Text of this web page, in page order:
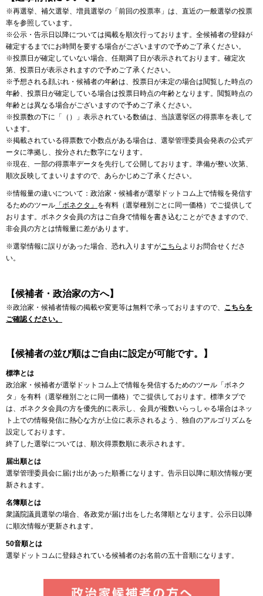
※再選挙、補欠選挙、増員選挙の「前回の投票率」は、直近の一般選挙の投票
率を参照しています。
※公示・告示日以降については掲載を順次行っております。全候補者の登録が
確定するまでにお時間を要する場合がございますので予めご了承ください。
※投票日が確定していない場合、任期満了日が表示されております。確定次
第、投票日が表示されますので予めご了承ください。
※予想される顔ぶれ・候補者の年齢は、投票日が未定の場合は閲覧した時点の
年齢、投票日が確定している場合は投票日時点の年齢となります。閲覧時点の
年齢とは異なる場合がございますので予めご了承ください。
※投票数の下に「（）」表示されている数値は、当該選挙区の得票率を表して
います。
※掲載されている得票数で小数点がある場合は、選挙管理委員会発表の公式デ
ータに準拠し、按分された数字になります。
※現在、一部の得票率データを先行して公開しております。準備が整い次第、
順次反映してまいりますので、あらかじめご了承ください。
※情報量の違いについて：政治家・候補者が選挙ドットコム上で情報を発信す
るためのツール 「ボネクタ」 を有料（選挙種別ごとに同一価格）でご提供して
おります。ボネクタ会員の方はご自身で情報を書き込むことができますので、
非会員の方とは情報量に差があります。
※選挙情報に誤りがあった場合、恐れ入りますがこちら よりお問合せくださ
い。
【候補者・政治家の方へ】
※政治家・候補者情報の掲載や変更等は無料で承っておりますので、 こちらを
ご確認ください。
【候補者の並び順はご自由に設定が可能です。】
標準とは
政治家・候補者が選挙ドットコム上で情報を発信するためのツール「ボネク
タ」を有料（選挙種別ごとに同一価格）でご提供しております。標準タブで
は、ボネクタ会員の方を優先的に表示し、会員が複数いらっしゃる場合はネッ
ト上での情報発信に熱心な方が上位に表示されるよう、独自のアルゴリズムを
設定しております。
終了した選挙については、順次得票数順に表示されます。
届出順とは
選挙管理委員会に届け出があった順番になります。告示日以降に順次情報が更
新されます。
名簿順とは
衆議院議員選挙の場合、各政党が届け出をした名簿順となります。公示日以降
に順次情報が更新されます。
50音順とは
選挙ドットコムに登録されている候補者のお名前の五十音順になります。